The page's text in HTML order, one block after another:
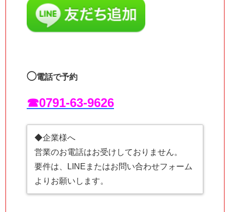
◯電話で予約
☎︎0791-63-9626
◆企業様へ
営業のお電話はお受けしておりません。
要件は、LINEまたはお問い合わせフォーム
よりお願いします。